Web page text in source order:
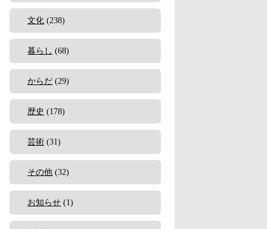
文化 (238)
暮らし (68)
からだ (29)
歴史 (178)
芸術 (31)
その他 (32)
お知らせ (1)